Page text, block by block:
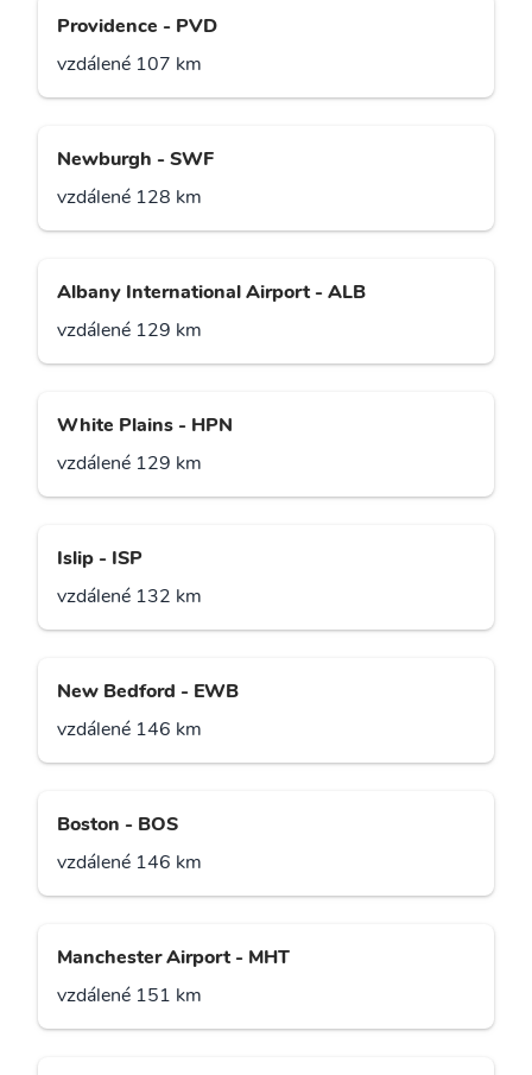
Providence - PVD
vzdálené 107 km
Newburgh - SWF
vzdálené 128 km
Albany International Airport - ALB
vzdálené 129 km
White Plains - HPN
vzdálené 129 km
Islip - ISP
vzdálené 132 km
New Bedford - EWB
vzdálené 146 km
Boston - BOS
vzdálené 146 km
Manchester Airport - MHT
vzdálené 151 km